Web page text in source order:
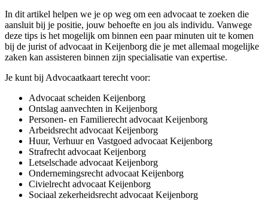
In dit artikel helpen we je op weg om een advocaat te zoeken die
aansluit bij je positie, jouw behoefte en jou als individu. Vanwege
deze tips is het mogelijk om binnen een paar minuten uit te komen
bij de jurist of advocaat in Keijenborg die je met allemaal mogelijke
zaken kan assisteren binnen zijn specialisatie van expertise.
Je kunt bij Advocaatkaart terecht voor:
Advocaat scheiden Keijenborg
Ontslag aanvechten in Keijenborg
Personen- en Familierecht advocaat Keijenborg
Arbeidsrecht advocaat Keijenborg
Huur, Verhuur en Vastgoed advocaat Keijenborg
Strafrecht advocaat Keijenborg
Letselschade advocaat Keijenborg
Ondernemingsrecht advocaat Keijenborg
Civielrecht advocaat Keijenborg
Sociaal zekerheidsrecht advocaat Keijenborg